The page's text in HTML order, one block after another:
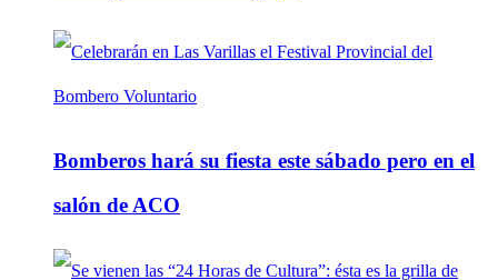
Bomberos hará su fiesta este sábado pero en el
salón de ACO